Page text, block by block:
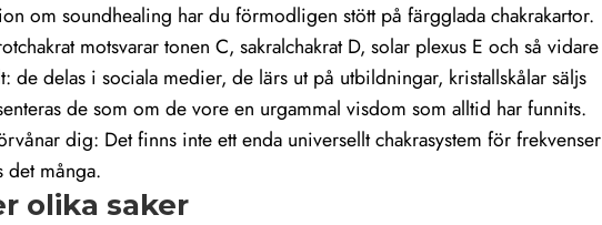
om soundhealing har du förmodligen stött på färgglada chakrakartor.
motsvarar tonen C, sakralchakrat D, solar plexus E och så vidare
de delas i sociala medier, de lärs ut på utbildningar, kristallskålar säljs
de som om de vore en urgammal visdom som alltid har funnits.
dig: Det finns inte ett enda universellt chakrasystem för frekvenser
det många.
olika saker